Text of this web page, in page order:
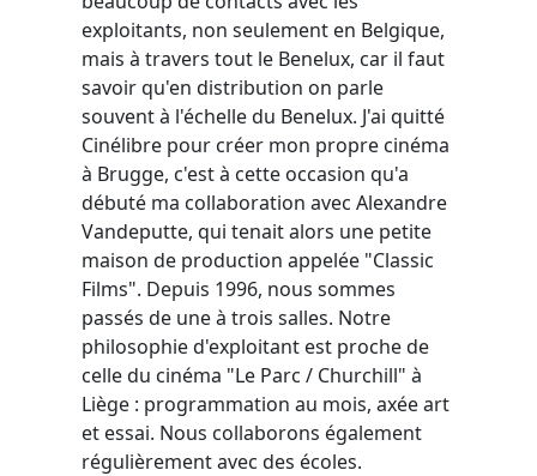
exploitants, non seulement en Belgique,
mais à travers tout le Benelux, car il faut
savoir qu'en distribution on parle
souvent à l'échelle du Benelux. J'ai quitté
Cinélibre pour créer mon propre cinéma
à Brugge, c'est à cette occasion qu'a
débuté ma collaboration avec Alexandre
Vandeputte, qui tenait alors une petite
maison de production appelée "Classic
Films". Depuis 1996, nous sommes
passés de une à trois salles. Notre
philosophie d'exploitant est proche de
celle du cinéma "Le Parc / Churchill" à
Liège : programmation au mois, axée art
et essai. Nous collaborons également
régulièrement avec des écoles.